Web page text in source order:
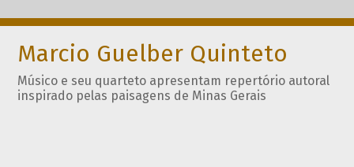
Marcio Guelber Quinteto
Músico e seu quarteto apresentam repertório autoral
inspirado pelas paisagens de Minas Gerais